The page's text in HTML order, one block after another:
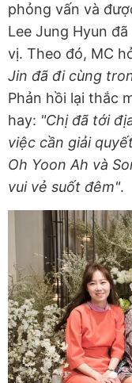
phỏng vấn và
Lee Jung Hyun
vị. Theo đó, MC
Jin đã đi cùng
Phản hồi lại thắc
hay: "Chị đã tới
việc cần giải
Oh Yoon Ah và
vui vẻ suốt đêm".